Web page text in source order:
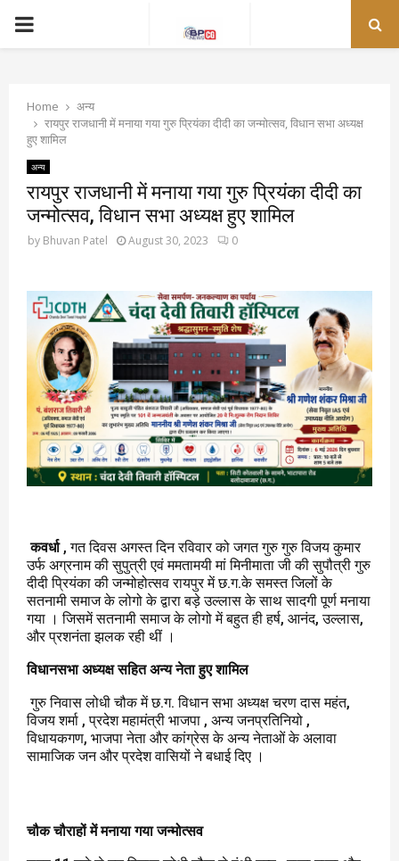
PRIMARY
Home
अन्य
रायपुर राजधानी में मनाया गया गुरु प्रियंका दीदी का जन्मोत्सव, विधान सभा अध्यक्ष
हुए शामिल
अन्य
रायपुर राजधानी में मनाया गया गुरु प्रियंका दीदी का
जन्मोत्सव, विधान सभा अध्यक्ष हुए शामिल
by Bhuvan Patel August 30, 2023 0
कवर्धा, गत दिवस अगस्त दिन रविवार को जगत गुरु गुरु विजय कुमार
उर्फ अग्रनाम की सुपुत्री एवं ममतामयी मां मिनीमाता जी की सुपौत्री गुरु
दीदी प्रियंका की जन्मोहोत्सव रायपुर में छ.ग.के समस्त जिलों के
सतनामी समाज के लोगो के द्वारा बड़े उल्लास के साथ सादगी पूर्ण मनाया
गया । जिसमें सतनामी समाज के लोगो में बहुत ही हर्ष, आनंद, उल्लास,
और प्रशनंता झलक रही थीं ।
विधानसभा अध्यक्ष सहित अन्य नेता हुए शामिल
गुरु निवास लोधी चौक में छ.ग. विधान सभा अध्यक्ष चरण दास महंत,
विजय शर्मा , प्रदेश महामंत्री भाजपा , अन्य जनप्रतिनियो ,
विधायकगण, भाजपा नेता और कांग्रेस के अन्य नेताओं के अलावा
सामाजिक जन और प्रदेश वासियों ने बधाई दिए ।
चौक चौराहों में मनाया गया जन्मोत्सव